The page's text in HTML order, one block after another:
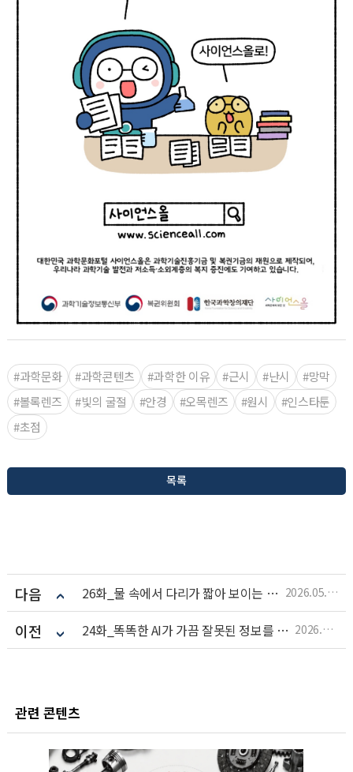
#과학문화 #과학콘텐츠 #과학한 이유 #근시 #난시
#망막
#볼록렌즈
#빛의 굴절 #안경 #오목렌즈 #원시
#인스타툰
#초점
목록
다음 26화_물 속에서 다리가 짧아 보이는 이유 2026.05.20
이전 24화_똑똑한 AI가 가끔 잘못된 정보를 알려주는 이유 2026.04.21
관련 콘텐츠